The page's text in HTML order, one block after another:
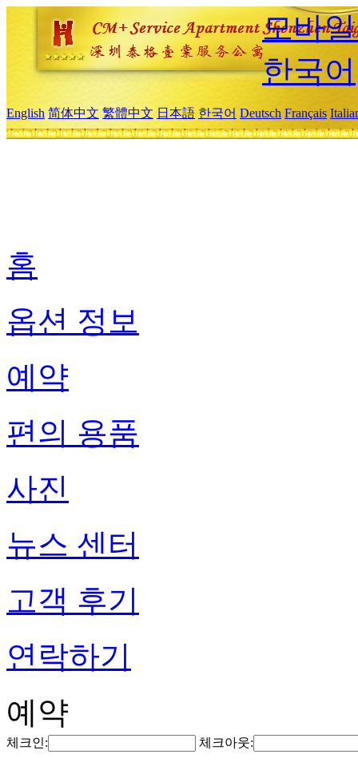
모바
한국어
English 简体中文 繁體中文 日本語 한국어 Deutsch Français
홈
옵션 정보
예약
편의 용품
사진
뉴스 센터
고객 후기
연락하기
예약
체크인: 체크아웃: